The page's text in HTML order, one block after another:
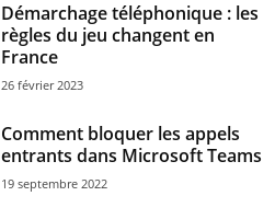
Démarchage téléphonique : les
règles du jeu changent en
France
26 février 2023
Comment bloquer les appels
entrants dans Microsoft Teams
19 septembre 2022